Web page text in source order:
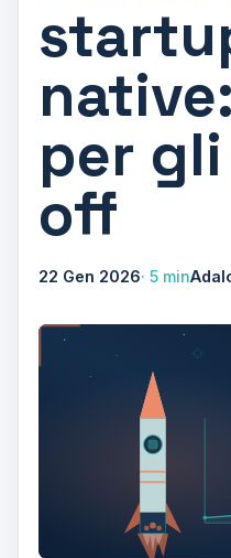
per
off
22 Gen 2026 5 min